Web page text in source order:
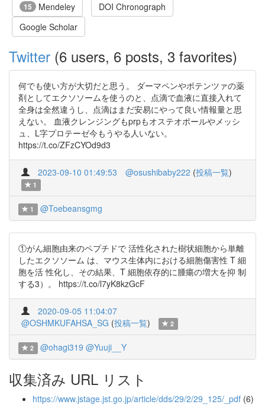
15 Mendeley
DOI Chronograph
Google Scholar
Twitter (6 users, 6 posts, 3 favorites)
何でも使い方が大切だと思う。 ダーマペンやポテンツァの薬
剤としてエクソソームを使うのと、点滴で血液に直接入れて
全身は全然違うし、点滴はまだ安易にやって良い情報量と思
えない。 血液クレンジングもprpもオステオポールやメッシ
ュ、L字プロテーゼ今もうやる人いない。
https://t.co/ZFzCYOd9d3
2023-09-10 01:49:53 @osushibaby222 (投稿一覧)
1
1 @Toebeansgmg
①がん細胞由来のペプチドで 活性化された樹状細胞から単離
したエクソソーム は、マウス生体内における細胞傷害性 T 細
胞を活 性化し、その結果、T 細胞依存的に腫瘍の増大を抑 制
する3）。 https://t.co/l7yK8kzGcF
2020-09-05 11:04:07
@OSHMKUFAHSA_SG (投稿一覧) 2
2 @ohagi319 @Yuuji__Y
収集済み URL リスト
https://www.jstage.jst.go.jp/article/dds/29/2/29_125/_pdf (6)